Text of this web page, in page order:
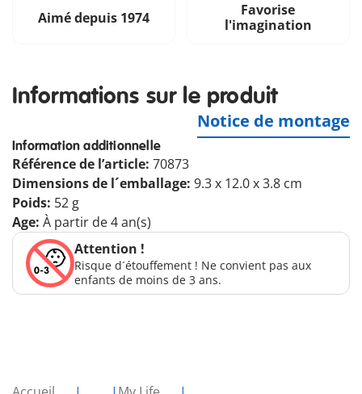
Aimé depuis 1974
Favorise
l'imagination
Informations sur le produit
Notice de montage
Information additionnelle
Référence de l’article: 70873
Dimensions de l´emballage: 9.3 x 12.0 x 3.8 cm
Poids: 52 g
Age: À partir de 4 an(s)
Attention !
Risque d´étouffement ! Ne convient pas aux
enfants de moins de 3 ans.